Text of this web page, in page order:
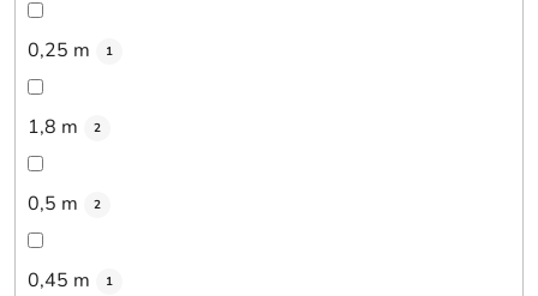
0,25 m 1
1,8 m 2
0,5 m 2
0,45 m 1